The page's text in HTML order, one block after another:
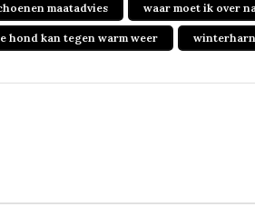
maatadvies waar moet ik over
hond kan tegen warm weer